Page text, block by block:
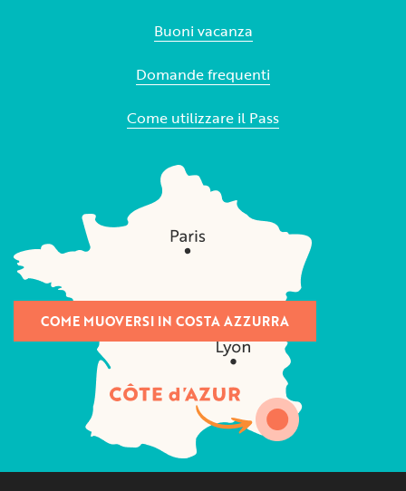
Buoni vacanza
Domande frequenti
Come utilizzare il Pass
COME MUOVERSI IN COSTA AZZURRA